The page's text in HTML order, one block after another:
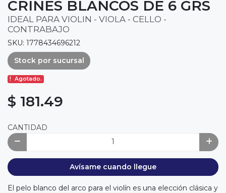
CRINES BLANCOS DE 6 GRS
IDEAL PARA VIOLIN - VIOLA - CELLO -
CONTRABAJO
SKU: 1778434696212
Stock por sucursal
Agotado.
$ 181.49
CANTIDAD
Avísame cuando llegue
El pelo blanco del arco para el violín es una elección clásica y